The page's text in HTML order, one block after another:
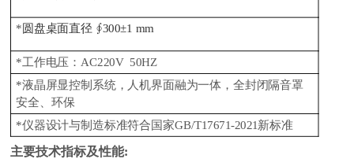
* 圆盘桌面直径 ∮300±1 mm
*工作电压：AC220V 50HZ
*液晶屏显控制系统，人机界面融为一体，全封闭隔音罩
安全、环保
*仪器设计与制造标准符合国家GB/T17671-2021新标准
主要技术指标及性能: